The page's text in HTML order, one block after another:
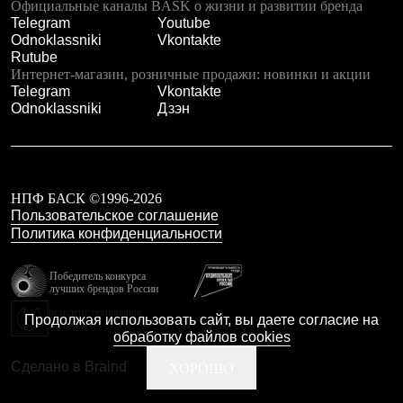
Рубашки
Футболки
Толстовки
Брюки
Термобелье
Теплое термобелье
Среднее термобелье
Флисовая одежда
Детская одежда
Утепленная пухом
Комбинезоны
Брюки
Утепленная синтетикой
Куртки
Футболки
Официальные каналы BASK о жизни и развитии бренда
Telegram
Youtube
Odnoklassniki
Vkontakte
Rutube
Интернет-магазин, розничные продажи: новинки и акции
Telegram
Vkontakte
Odnoklassniki
Дзэн
НПФ БАСК ©1996-2026
Пользовательское соглашение
Политика конфиденциальности
Победитель конкурса
лучших брендов России
Калибр
Сделано в Braind
Продолжая использовать сайт, вы даете согласие на
обработку файлов cookies